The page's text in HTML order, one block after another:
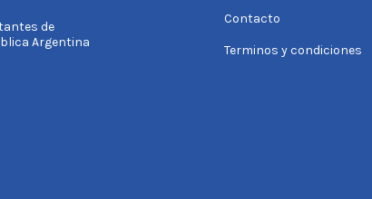
de
Argentina
Contacto
Terminos y condiciones